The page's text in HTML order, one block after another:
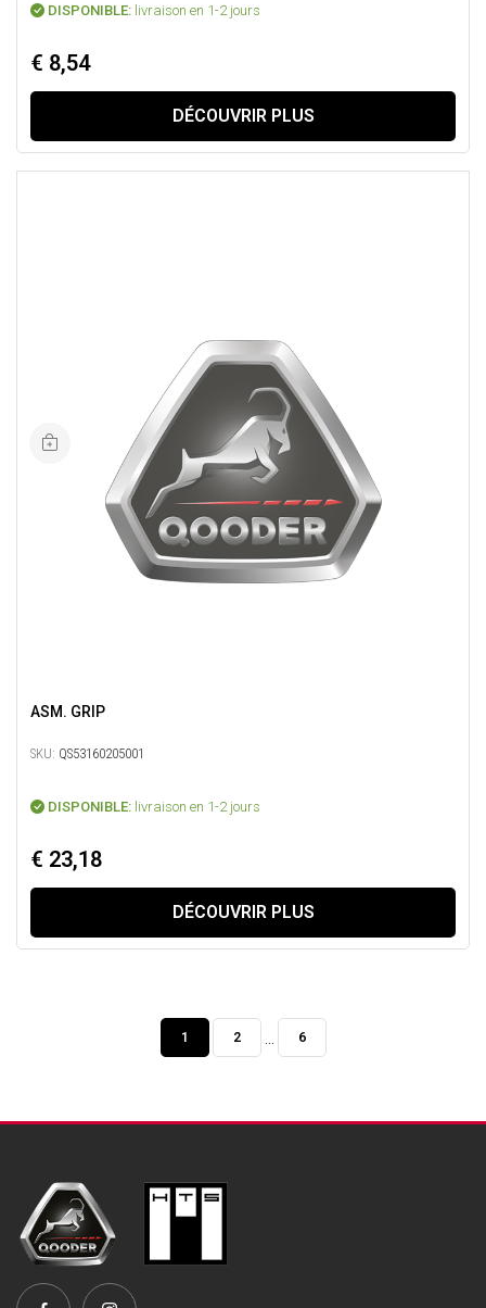
DISPONIBLE: livraison en 1-2 jours
€ 8,54
DÉCOUVRIR PLUS
ASM. GRIP
SKU: QS53160205001
DISPONIBLE: livraison en 1-2 jours
€ 23,18
DÉCOUVRIR PLUS
1 2 6